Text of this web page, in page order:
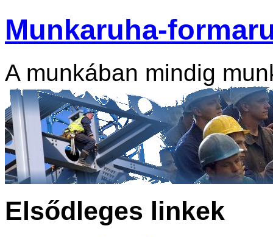
Munkaruha-
A munkában mindig
Elsődleges linkek